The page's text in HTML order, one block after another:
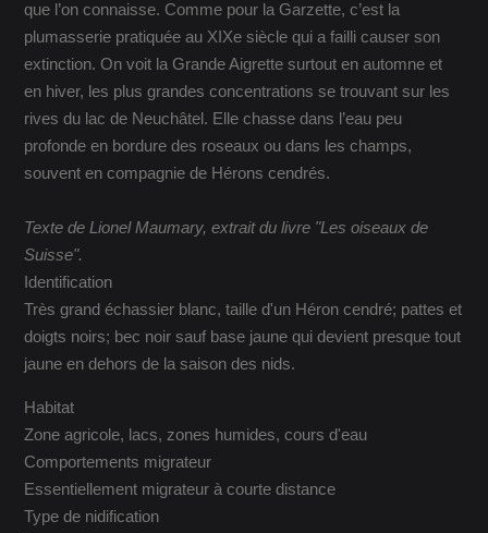
que l’on connaisse. Comme pour la Garzette, c’est la
plumasserie pratiquée au XIXe siècle qui a failli causer son
extinction. On voit la Grande Aigrette surtout en automne et
en hiver, les plus grandes concentrations se trouvant sur les
rives du lac de Neuchâtel. Elle chasse dans l’eau peu
profonde en bordure des roseaux ou dans les champs,
souvent en compagnie de Hérons cendrés.
Texte de Lionel Maumary, extrait du livre "Les oiseaux de
Suisse".
Identification
Très grand échassier blanc, taille d'un Héron cendré; pattes et
doigts noirs; bec noir sauf base jaune qui devient presque tout
jaune en dehors de la saison des nids.
Habitat
Zone agricole, lacs, zones humides, cours d'eau
Comportements migrateur
Essentiellement migrateur à courte distance
Type de nidification